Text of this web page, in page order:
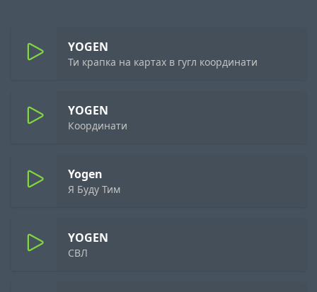
YOGEN
Ти крапка на картах в гугл координати
YOGEN
Координати
Yogen
Я Буду Тим
YOGEN
СВЛ